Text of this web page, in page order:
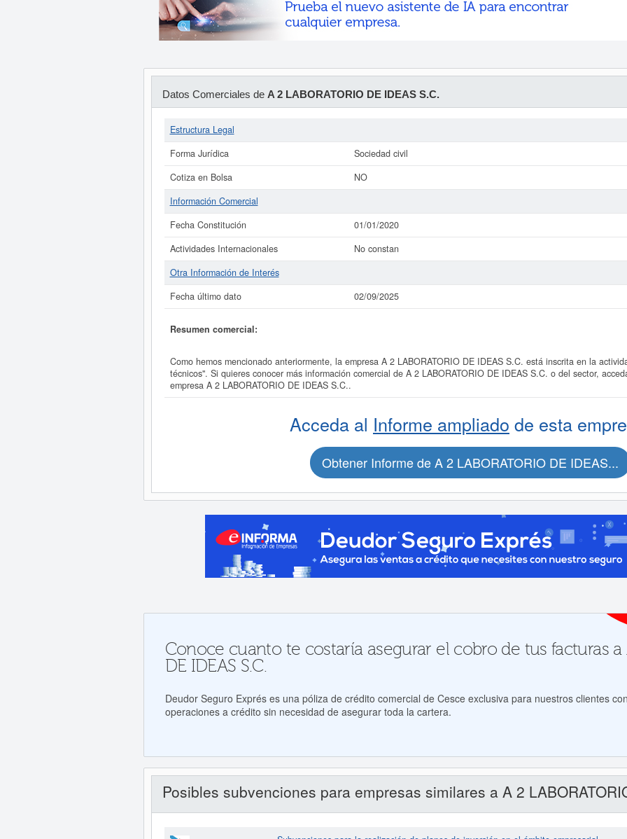
Datos Comerciales de A 2 LABORATORIO DE IDEAS S.C.
Estructura Legal
Forma Jurídica
Sociedad civil
Cotiza en Bolsa
NO
Información Comercial
Fecha Constitución
01/01/2020
Actividades Internacionales
No constan
Otra Información de Interés
Fecha último dato
02/09/2025
Resumen comercial:
Como hemos mencionado anteriormente, la empresa A 2 LABORATORIO DE IDEAS S.C. está inscrita en la
técnicos". Si quieres conocer más información comercial de A 2 LABORATORIO DE IDEAS S.C. o del sector,
empresa A 2 LABORATORIO DE IDEAS S.C..
Acceda al Informe ampliado de esta
Obtener Informe de A 2 LABORATORIO DE IDEAS...
Conoce cuanto te costaría asegurar el cobro de tus facturas a
DE IDEAS S.C.
Deudor Seguro Exprés es una póliza de crédito comercial de Cesce exclusiva para nuestros clientes
operaciones a crédito sin necesidad de asegurar toda la cartera.
Posibles subvenciones para empresas similares a A 2